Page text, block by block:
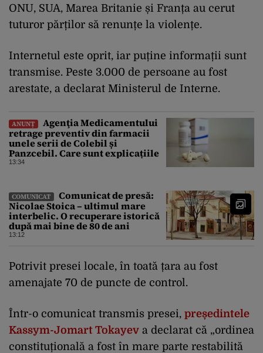
ONU, SUA, Marea Britanie și Franța au cerut
tuturor părților să renunțe la violențe.
Internetul este oprit, iar puține informații sunt
transmise. Peste 3.000 de persoane au fost
arestate, a declarat Ministerul de Interne.
ANUNȚ
Agenţia Medicamentului
retrage preventiv din farmacii
unele serii de Colebil și
Panzcebil. Care sunt explicațiile
13:34
COMUNICAT
Comunicat de presă:
Nicolae Stoica – ultimul mare
interbelic. O recuperare istorică
după mai bine de 80 de ani
13:12
Potrivit presei locale, în toată țara au fost
amenajate 70 de puncte de control.
Într-o comunicat transmis presei, președintele
Kassym-Jomart Tokayev a declarat că „ordinea
constituțională a fost în mare parte restabilită